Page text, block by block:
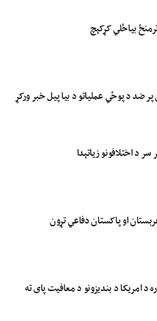
بیاځلي کړکېچ
ضد د پوځي عملیاتو د بیا پیل خبر ورکړ
د اختلافونو زیاتېدا
او پاکستان دفاعي تړون
د امریکا د بندیزونو د معافیت پای ته